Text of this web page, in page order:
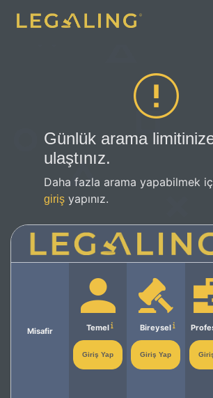
Günlük arama
ulaştınız.
Daha fazla arama yapabilmek
giriş yapınız.
Misafir Temel
Giriş Yap
Bireysel
Giriş Yap